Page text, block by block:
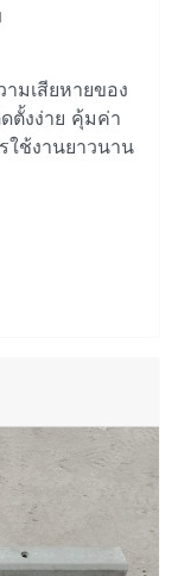
มเสียหายของ
ตั้งง่าย คุ้มค่า
ใช้งานยาวนาน